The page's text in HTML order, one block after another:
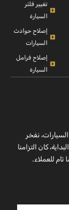
تغيير فلتر
السيارة
إصلاح حوادث
السيارات
إصلاح فرامل
السيارة
نفخر
كان التزامنا
للعملاء.